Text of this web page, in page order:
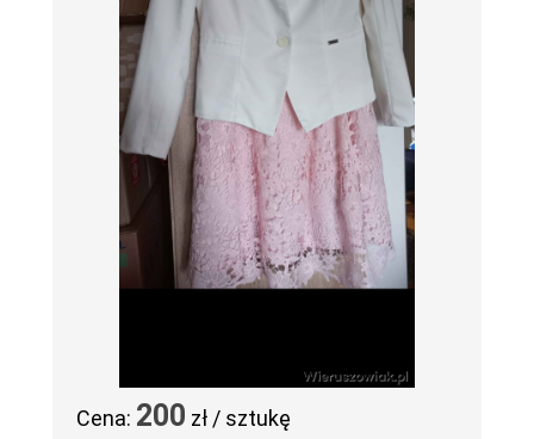
Cena: 200 zł / sztukę